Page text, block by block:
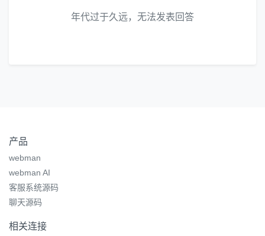
年代过于久远，无法发表回答
产品
webman
webman AI
客服系统源码
聊天源码
相关连接